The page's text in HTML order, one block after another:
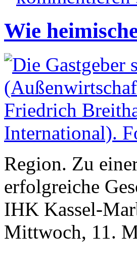
Wie
Region. Zu
erfolgreiche
IHK Kassel-
Mittwoch, 11.